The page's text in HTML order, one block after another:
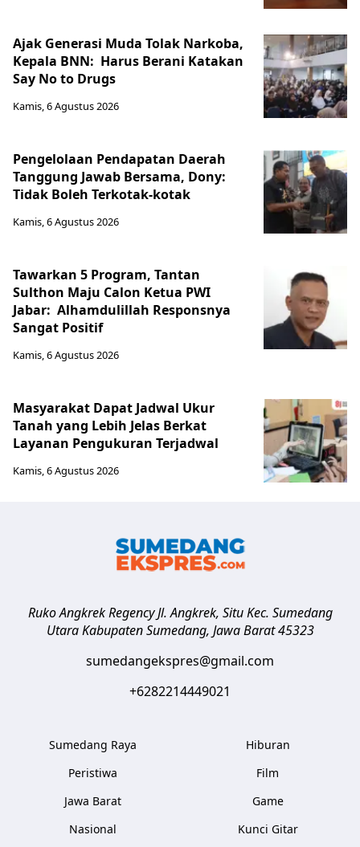
Ajak Generasi Muda Tolak Narkoba,
Kepala BNN: Harus Berani Katakan
Say No to Drugs
Kamis, 6 Agustus 2026
Pengelolaan Pendapatan Daerah
Tanggung Jawab Bersama, Dony:
Tidak Boleh Terkotak-kotak
Kamis, 6 Agustus 2026
Tawarkan 5 Program, Tantan
Sulthon Maju Calon Ketua PWI
Jabar: Alhamdulillah Responsnya
Sangat Positif
Kamis, 6 Agustus 2026
Masyarakat Dapat Jadwal Ukur
Tanah yang Lebih Jelas Berkat
Layanan Pengukuran Terjadwal
Kamis, 6 Agustus 2026
Ruko Angkrek Regency Jl. Angkrek, Situ Kec. Sumedang
Utara Kabupaten Sumedang, Jawa Barat 45323
sumedangekspres@gmail.com
+6282214449021
Sumedang Raya
Peristiwa
Jawa Barat
Nasional
Hiburan
Film
Game
Kunci Gitar